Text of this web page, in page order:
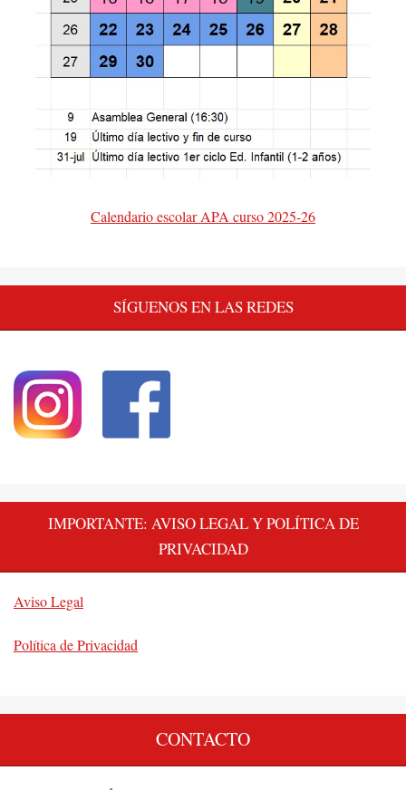
Calendario escolar APA curso 2025-26
SÍGUENOS EN LAS REDES
IMPORTANTE: AVISO LEGAL Y POLÍTICA DE
PRIVACIDAD
Aviso Legal
Política de Privacidad
CONTACTO